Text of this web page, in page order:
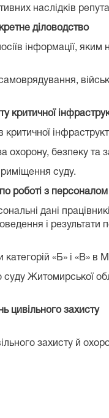
наслідків
діловодство
інформації,
критичної
охорону, безпеку та
суду.
роботі з персоналом
дані
і результати
«Б» і «В»
Житомирської
цивільного захисту
захисту й